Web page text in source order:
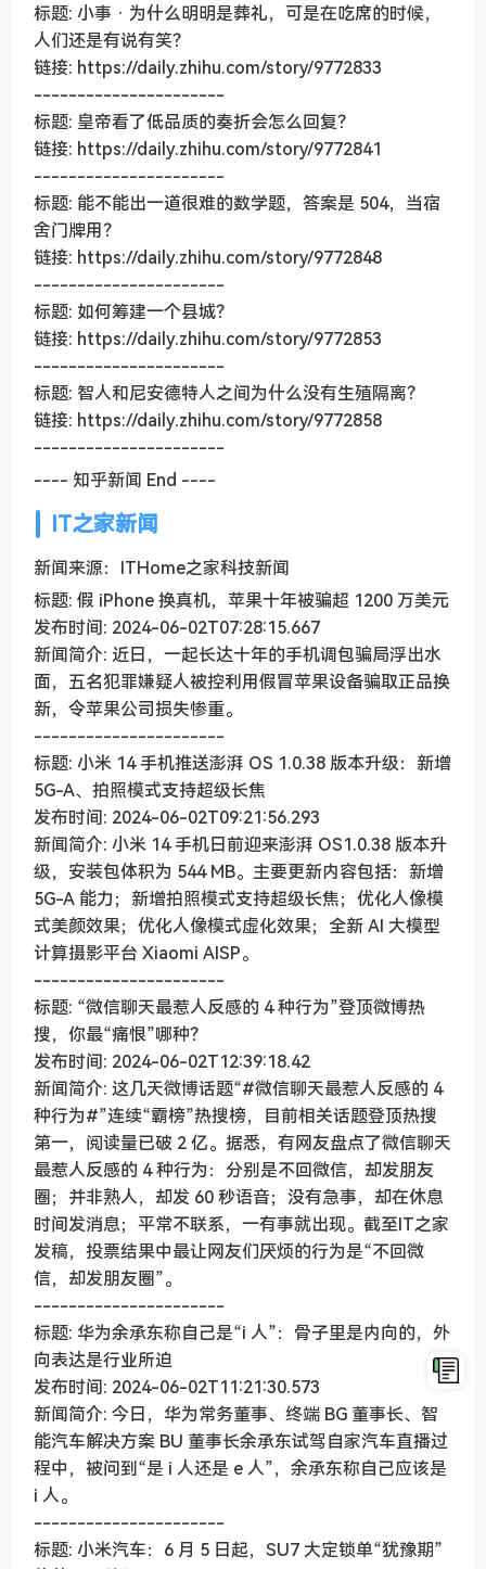
标题: 小事 · 为什么明明是葬礼，可是在吃席的时候，
人们还是有说有笑？
链接: https://daily.zhihu.com/story/9772833
----------------------
标题: 皇帝看了低品质的奏折会怎么回复？
链接: https://daily.zhihu.com/story/9772841
----------------------
标题: 能不能出一道很难的数学题，答案是 504，当宿
舍门牌用？
链接: https://daily.zhihu.com/story/9772848
----------------------
标题: 如何筹建一个县城？
链接: https://daily.zhihu.com/story/9772853
----------------------
标题: 智人和尼安德特人之间为什么没有生殖隔离？
链接: https://daily.zhihu.com/story/9772858
----------------------
---- 知乎新闻 End ----
IT之家新闻
新闻来源：ITHome之家科技新闻
标题: 假 iPhone 换真机，苹果十年被骗超 1200 万美元
发布时间: 2024-06-02T07:28:15.667
新闻简介: 近日，一起长达十年的手机调包骗局浮出水
面，五名犯罪嫌疑人被控利用假冒苹果设备骗取正品换
新，令苹果公司损失惨重。
----------------------
标题: 小米 14 手机推送澎湃 OS 1.0.38 版本升级：新增
5G-A、拍照模式支持超级长焦
发布时间: 2024-06-02T09:21:56.293
新闻简介: 小米 14 手机日前迎来澎湃 OS1.0.38 版本升
级，安装包体积为 544 MB。主要更新内容包括：新增
5G-A 能力；新增拍照模式支持超级长焦；优化人像模
式美颜效果；优化人像模式虚化效果；全新 AI 大模型
计算摄影平台 Xiaomi AISP。
----------------------
标题: “微信聊天最惹人反感的 4 种行为”登顶微博热
搜，你最“痛恨”哪种？
发布时间: 2024-06-02T12:39:18.42
新闻简介: 这几天微博话题“#微信聊天最惹人反感的 4
种行为#”连续“霸榜”热搜榜，目前相关话题登顶热搜
第一，阅读量已破 2 亿。据悉，有网友盘点了微信聊天
最惹人反感的 4 种行为：分别是不回微信，却发朋友
圈；并非熟人，却发 60 秒语音；没有急事，却在休息
时间发消息；平常不联系，一有事就出现。截至IT之家
发稿，投票结果中最让网友们厌烦的行为是“不回微
信，却发朋友圈”。
----------------------
标题: 华为余承东称自己是“i 人”：骨子里是内向的，外
向表达是行业所迫
发布时间: 2024-06-02T11:21:30.573
新闻简介: 今日，华为常务董事、终端 BG 董事长、智
能汽车解决方案 BU 董事长余承东试驾自家汽车直播过
程中，被问到“是 i 人还是 e 人”，余承东称自己应该是
i 人。
----------------------
标题: 小米汽车：6 月 5 日起，SU7 大定锁单“犹豫期”